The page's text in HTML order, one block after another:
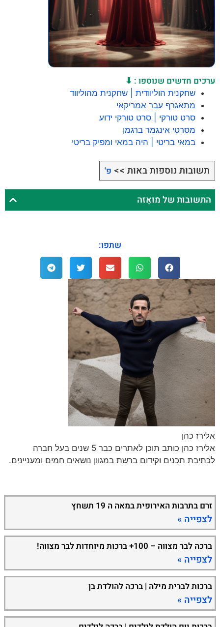
ערכים חדשים שנוספו : ⬇
שחקנית הוליוודית | שחקנית מהוליווד
מתאגרף עבר אמריקאי
סרט טורקי | סרט טורקי ידוע
מסרטי אינגמר ברגמן
במאי בריטי | היה במאי ומפיק בריטי
תשובות נוספות באות >> פ'
התשובות של מוּאָזה
שתפו:
אלירז כהן
אלירז כהן כותב תוכן לאתרים כבר 5 שנים בעל חברה
לכתיבת תכנים וקידום ברשת במגוון נושאים חמים ומעניינים.
זרם בתרבות האירופית במאה ה 19 תשחץ
לצפייה »
ברכה לבר מצווה – 100+ ברכות מיוחדות לבר מצווה!
לצפייה »
ברכות לברית מילה | ברכה להולדת בן
לצפייה »